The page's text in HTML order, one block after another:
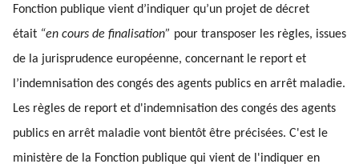
Fonction publique vient d’indiquer qu’un projet de décret
était “en cours de finalisation” pour transposer les règles, issues
de la jurisprudence européenne, concernant le report et
l’indemnisation des congés des agents publics en arrêt maladie.
Les règles de report et d'indemnisation des congés des agents
publics en arrêt maladie vont bientôt être précisées. C'est le
ministère de la Fonction publique qui vient de l'indiquer en